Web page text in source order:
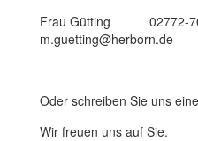
Frau Gütting
m.guetting@herborn.de
Oder schreiben Sie uns
Wir freuen uns auf Sie.